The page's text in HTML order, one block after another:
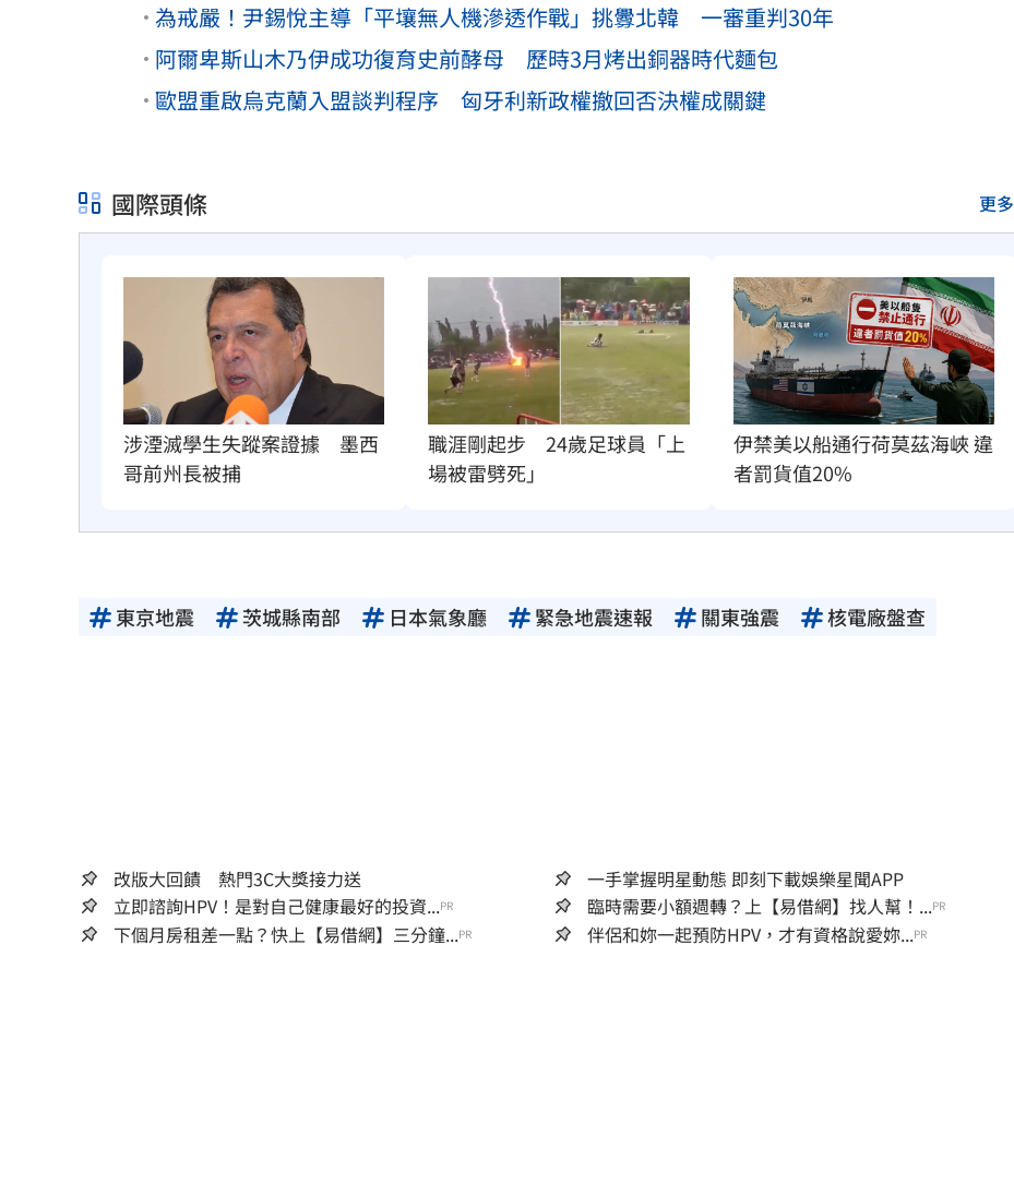
為戒嚴！尹錫悅主導「平壤無人機滲透作戰」挑釁北韓 一審重判30年
阿爾卑斯山木乃伊成功復育史前酵母 歷時3月烤出銅器時代麵包
歐盟重啟烏克蘭入盟談判程序 匈牙利新政權撤回否決權成關鍵
國際頭條 更多
涉湮滅學生失蹤案證據　墨西
哥前州長被捕
職涯剛起步　24歲足球員「上
場被雷劈死」
伊禁美以船通行荷莫茲海峽 違
者罰貨值20%
東京地震 茨城縣南部 日本氣象廳 緊急地震速報 關東強震 核電廠盤查
改版大回饋 熱門3C大獎接力送
一手掌握明星動態 即刻下載娛樂星聞APP
立即諮詢HPV！是對自己健康最好的投資...PR 臨時需要小額週轉？上【易借網】找人幫！...PR
下個月房租差一點？快上【易借網】三分鐘...PR 伴侶和妳一起預防HPV，才有資格說愛妳...PR